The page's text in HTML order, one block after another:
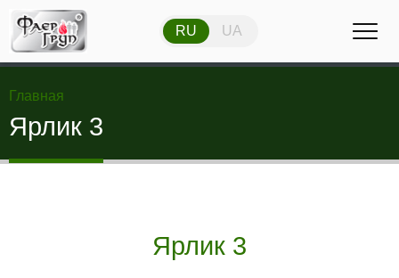
RU UA RU UA
Главная
Ярлик 3
Ярлик 3